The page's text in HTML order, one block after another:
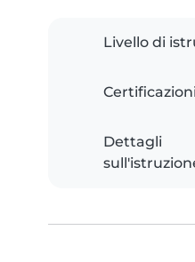
Livello di
Dettagli